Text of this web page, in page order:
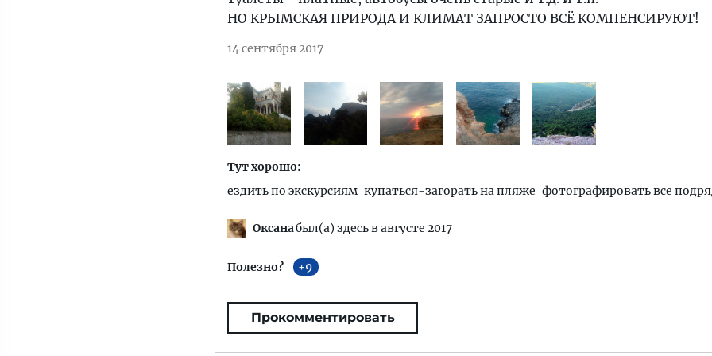
НО КРЫМСКАЯ ПРИРОДА И КЛИМАТ ЗАПРОСТО ВСЁ КОМПЕНСИРУЮТ!
14 сентября 2017
Тут хорошо:
ездить по экскурсиям купаться-загорать на пляже фотографировать все
Оксанабыл(а) здесь в августе 2017
Полезно? 9
Прокомментировать